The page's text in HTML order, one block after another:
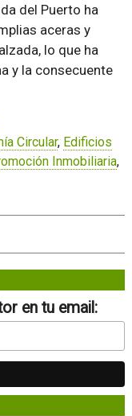
del Puerto ha
aceras y
lo que ha
y la consecuente
Circular, Edificios
Inmobiliaria,
en tu email: